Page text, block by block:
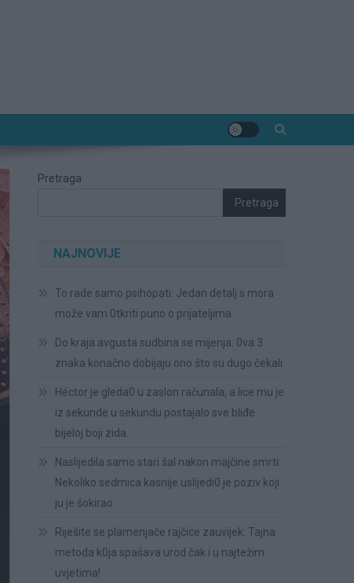
Pretraga
Pretraga
NAJNOVIJE
To rade samo psihopati: Jedan detalj s mora
može vam 0tkriti puno o prijateljima
Do kraja avgusta sudbina se mijenja: 0va 3
znaka konačno dobijaju ono što su dugo čekali
Héctor je gleda0 u zaslon računala, a lice mu je
iz sekunde u sekundu postajalo sve bliđe
bijeloj boji zida.
Naslijedila samo stari šal nakon majčine smrti:
Nekoliko sedmica kasnije uslijedi0 je poziv koji
ju je šokirao
Riješite se plamenjače rajčice zauvijek: Tajna
metoda k0ja spašava urod čak i u najtežim
uvjetima!